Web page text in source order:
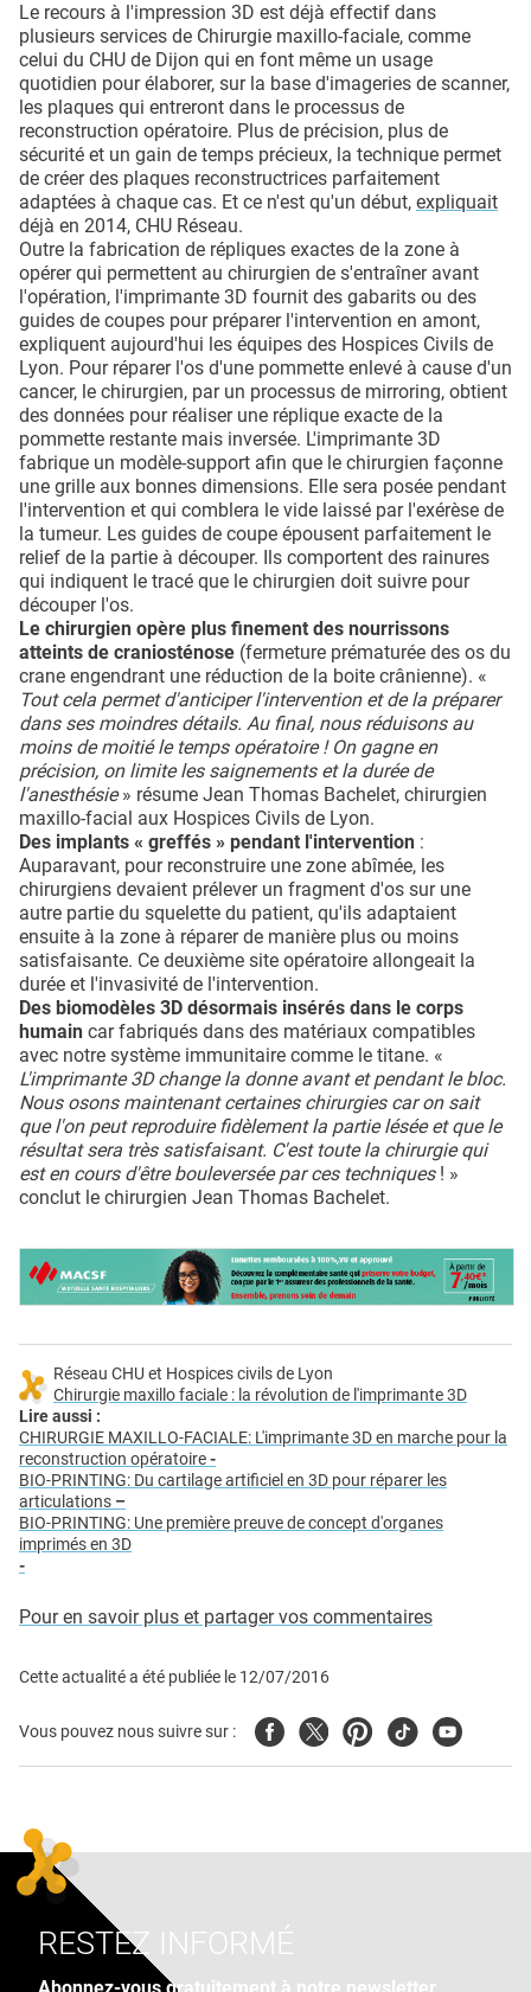
Le recours à l'impression 3D est déjà effectif dans
plusieurs services de Chirurgie maxillo-faciale, comme
celui du CHU de Dijon qui en font même un usage
quotidien pour élaborer, sur la base d'imageries de scanner,
les plaques qui entreront dans le processus de
reconstruction opératoire. Plus de précision, plus de
sécurité et un gain de temps précieux, la technique permet
de créer des plaques reconstructrices parfaitement
adaptées à chaque cas. Et ce n'est qu'un début, expliquait
déjà en 2014, CHU Réseau.
Outre la fabrication de répliques exactes de la zone à
opérer qui permettent au chirurgien de s'entraîner avant
l'opération, l'imprimante 3D fournit des gabarits ou des
guides de coupes pour préparer l'intervention en amont,
expliquent aujourd'hui les équipes des Hospices Civils de
Lyon. Pour réparer l'os d'une pommette enlevé à cause d'un
cancer, le chirurgien, par un processus de mirroring, obtient
des données pour réaliser une réplique exacte de la
pommette restante mais inversée. L'imprimante 3D
fabrique un modèle-support afin que le chirurgien façonne
une grille aux bonnes dimensions. Elle sera posée pendant
l'intervention et qui comblera le vide laissé par l'exérèse de
la tumeur. Les guides de coupe épousent parfaitement le
relief de la partie à découper. Ils comportent des rainures
qui indiquent le tracé que le chirurgien doit suivre pour
découper l'os.
Le chirurgien opère plus finement des nourrissons
atteints de craniosténose (fermeture prématurée des os du
crane engendrant une réduction de la boite crânienne). «
Tout cela permet d'anticiper l'intervention et de la préparer
dans ses moindres détails. Au final, nous réduisons au
moins de moitié le temps opératoire ! On gagne en
précision, on limite les saignements et la durée de
l'anesthésie» résume Jean Thomas Bachelet, chirurgien
maxillo-facial aux Hospices Civils de Lyon.
Des implants « greffés » pendant l'intervention :
Auparavant, pour reconstruire une zone abîmée, les
chirurgiens devaient prélever un fragment d'os sur une
autre partie du squelette du patient, qu'ils adaptaient
ensuite à la zone à réparer de manière plus ou moins
satisfaisante. Ce deuxième site opératoire allongeait la
durée et l'invasivité de l'intervention.
Des biomodèles 3D désormais insérés dans le corps
humain car fabriqués dans des matériaux compatibles
avec notre système immunitaire comme le titane. «
L'imprimante 3D change la donne avant et pendant le bloc.
Nous osons maintenant certaines chirurgies car on sait
que l'on peut reproduire fidèlement la partie lésée et que le
résultat sera très satisfaisant. C'est toute la chirurgie qui
est en cours d'être bouleversée par ces techniques ! »
conclut le chirurgien Jean Thomas Bachelet.
Réseau CHU et Hospices civils de Lyon
Chirurgie maxillo faciale : la révolution de l'imprimante 3D
Lire aussi :
CHIRURGIE MAXILLO-FACIALE: L'imprimante 3D en marche pour la
reconstruction opératoire-
BIO-PRINTING: Du cartilage artificiel en 3D pour réparer les
articulations –
BIO-PRINTING: Une première preuve de concept d'organes
imprimés en 3D
-
Pour en savoir plus et partager vos commentaires
Cette actualité a été publiée le 12/07/2016
Vous pouvez nous suivre sur : FacebookTwitterPinterest
TiktokYoutube
RESTEZ INFORMÉ
Abonnez-vous gratuitement à notre newsletter